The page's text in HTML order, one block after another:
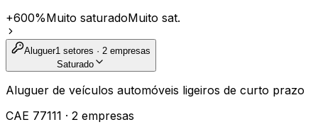
+600%Muito saturadoMuito sat.
Aluguer1 setores · 2 empresas
Saturado
Aluguer de veículos automóveis ligeiros de curto prazo
CAE 77111 · 2 empresas